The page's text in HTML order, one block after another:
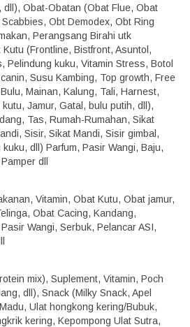
dll), Obat-Obatan (Obat Flue, Obat
Obt Demodex, Obt Ring
Perangsang Birahi utk
(Frontline, Bistfront, Asuntol,
Pelindung kuku, Vitamin Stress, Botol
Susu Kambing, Top growth, Free
Mainan, Kalung, Tali, Harnest,
Jamur, Gatal, bulu putih, dll),
Tas, Rumah-Rumahan, Sikat
Sisir, Sikat Mandi, Sisir gimbal,
dll) Parfum, Pasir Wangi, Baju,
dll
Vitamin, Obat Kutu, Obat jamur,
Obat Cacing, Kandang,
Wangi, Serbuk, Pelancar ASI,
mix), Suplement, Vitamin, Poch
dll), Snack (Milky Snack, Apel
Ulat hongkong kering/Bubuk,
kering, Kepompong Ulat Sutra,